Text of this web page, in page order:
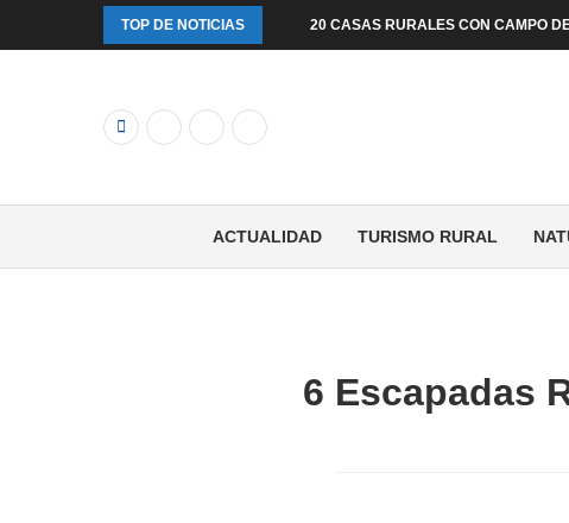
TOP DE NOTICIAS 20 CASAS RURALES CON CAMPO
ACTUALIDAD TURISMO RURAL
6 Escapadas